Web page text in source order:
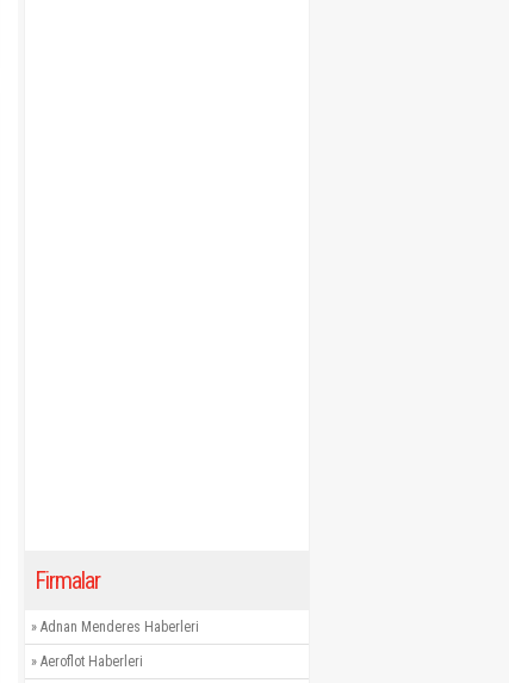
Firmalar
» Adnan Menderes Haberleri
» Aeroflot Haberleri